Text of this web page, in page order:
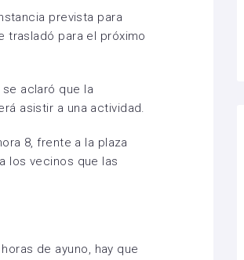
prevista para
trasladó para el próximo
aclaró que la
asistir a una actividad.
8, frente a la plaza
los vecinos que las
de ayuno, hay que